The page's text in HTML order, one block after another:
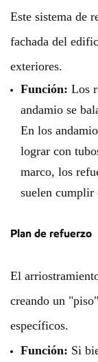
Este sistema de
fachada del
exteriores.
Función: Los
andamio se
En los
lograr con
marco, los
suelen cumplir
Plan de refuerzo
El
creando un
específicos.
Función: Si